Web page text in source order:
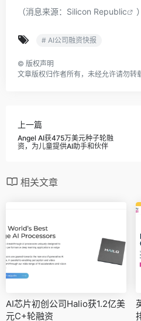
（消息来源： Silicon Republic ）
# AI公司融资快报
© 版权声明
文章版权归作者所有，未经允许请勿转
上一篇
Angel AI获475万美元种子轮融
资，为儿童提供AI助手和伙伴
相关文章
AI芯片初创公司Halio获1.2亿美
元C+轮融资